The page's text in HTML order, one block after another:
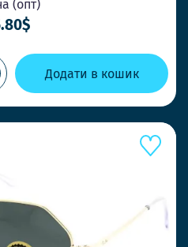
(опт)
Додати в кошик